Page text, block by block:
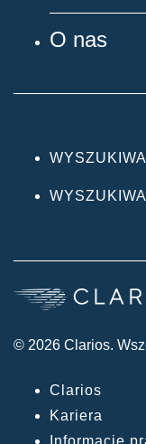
O nas
© 2026 Clarios.
Clarios
Kariera
Informacje